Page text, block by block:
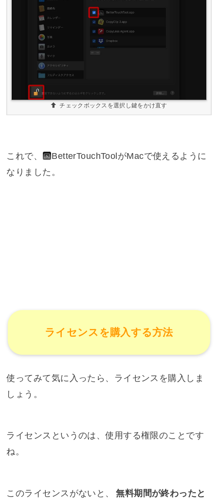
チェックボックスを選択し鍵をかけ直す
これで、 BetterTouchTool がMacで使えるように
なりました。
ライセンスを購入する方法
使ってみて気に入ったら、ライセンスを購入しま
しょう。
ライセンスというのは、使用する権限のことです
ね。
このライセンスがないと、
無料期間が終わったと